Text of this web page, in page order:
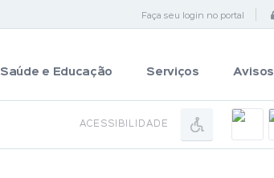
Faça seu login no portal
Saúde e Educação Serviços Avisos
ACESSIBILIDADE